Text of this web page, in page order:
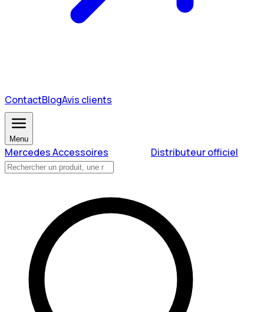
ContactBlogAvis clients
Menu
Mercedes Accessoires Distributeur officiel